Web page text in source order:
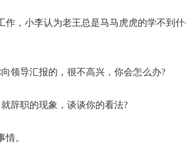
作，小李认为老王总是马马虎虎的学不到
领导汇报的，很不高兴，你会怎么办?
辞职的现象，谈谈你的看法?
。